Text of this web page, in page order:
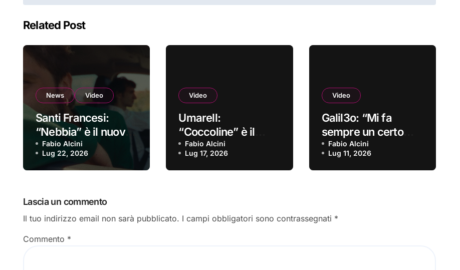
articoli
Related Post
News Video
Santi Francesi:
“Nebbia” è il nuovo
video
Fabio Alcini
Lug 22, 2026
Video
Umarell:
“Coccoline” è il
nuovo video
Fabio Alcini
Lug 17, 2026
Video
Galil3o: “Mi fa
sempre un certo
effetto” è il nuovo
video
Fabio Alcini
Lug 11, 2026
Lascia un commento
Il tuo indirizzo email non sarà pubblicato. I campi obbligatori sono contrassegnati *
Commento *